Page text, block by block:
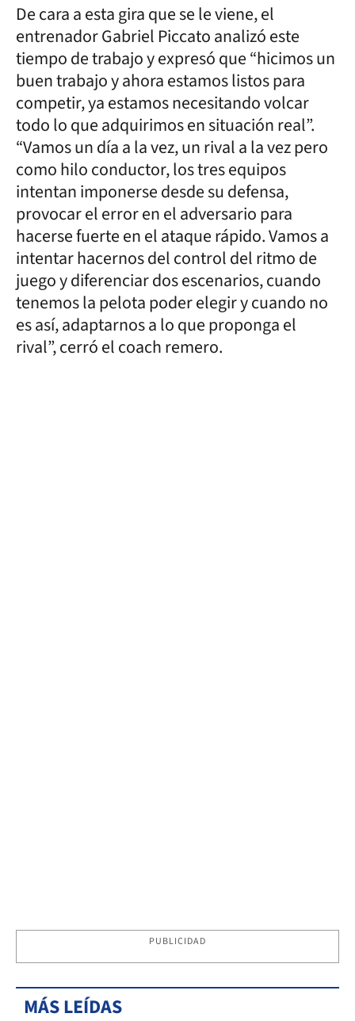
De cara a esta gira que se le viene, el
entrenador Gabriel Piccato analizó este
tiempo de trabajo y expresó que “hicimos un
buen trabajo y ahora estamos listos para
competir, ya estamos necesitando volcar
todo lo que adquirimos en situación real”.
“Vamos un día a la vez, un rival a la vez pero
como hilo conductor, los tres equipos
intentan imponerse desde su defensa,
provocar el error en el adversario para
hacerse fuerte en el ataque rápido. Vamos a
intentar hacernos del control del ritmo de
juego y diferenciar dos escenarios, cuando
tenemos la pelota poder elegir y cuando no
es así, adaptarnos a lo que proponga el
rival”, cerró el coach remero.
PUBLICIDAD
MÁS LEÍDAS